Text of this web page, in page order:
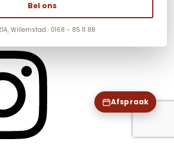
Afspraak
Bel ons
Willemstad · 0168 - 85 11 88